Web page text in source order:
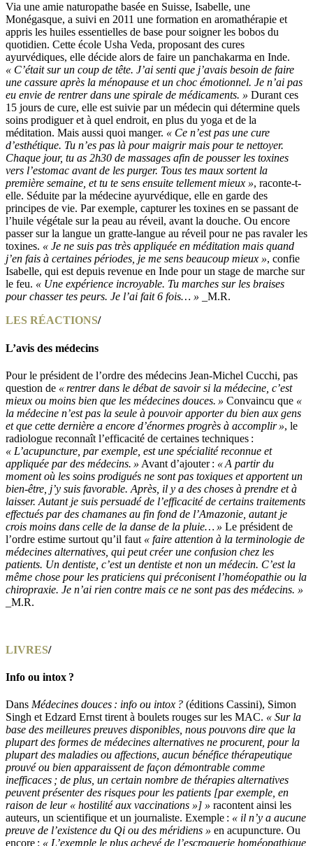
Via une amie naturopathe basée en Suisse, Isabelle, une
Monégasque, a suivi en 2011 une formation en aromathérapie et
appris les huiles essentielles de base pour soigner les bobos du
quotidien. Cette école Usha Veda, proposant des cures
ayurvédiques, elle décide alors de faire un panchakarma en Inde.
« C’était sur un coup de tête. J’ai senti que j’avais besoin de faire
une cassure après la ménopause et un choc émotionnel. Je n’ai pas
eu envie de rentrer dans une spirale de médicaments. » Durant ces
15 jours de cure, elle est suivie par un médecin qui détermine quels
soins prodiguer et à quel endroit, en plus du yoga et de la
méditation. Mais aussi quoi manger. « Ce n’est pas une cure
d’esthétique. Tu n’es pas là pour maigrir mais pour te nettoyer.
Chaque jour, tu as 2h30 de massages afin de pousser les toxines
vers l’estomac avant de les purger. Tous tes maux sortent la
première semaine, et tu te sens ensuite tellement mieux », raconte-t-
elle. Séduite par la médecine ayurvédique, elle en garde des
principes de vie. Par exemple, capturer les toxines en se passant de
l’huile végétale sur la peau au réveil, avant la douche. Ou encore
passer sur la langue un gratte-langue au réveil pour ne pas ravaler les
toxines. « Je ne suis pas très appliquée en méditation mais quand
j’en fais à certaines périodes, je me sens beaucoup mieux », confie
Isabelle, qui est depuis revenue en Inde pour un stage de marche sur
le feu. « Une expérience incroyable. Tu marches sur les braises
pour chasser tes peurs. Je l’ai fait 6 fois… » _M.R.
LES RÉACTIONS/
L’avis des médecins
Pour le président de l’ordre des médecins Jean-Michel Cucchi, pas
question de « rentrer dans le débat de savoir si la médecine, c’est
mieux ou moins bien que les médecines douces. » Convaincu que «
la médecine n’est pas la seule à pouvoir apporter du bien aux gens
et que cette dernière a encore d’énormes progrès à accomplir », le
radiologue reconnaît l’efficacité de certaines techniques :
« L’acupuncture, par exemple, est une spécialité reconnue et
appliquée par des médecins. » Avant d’ajouter : « A partir du
moment où les soins prodigués ne sont pas toxiques et apportent un
bien-être, j’y suis favorable. Après, il y a des choses à prendre et à
laisser. Autant je suis persuadé de l’efficacité de certains traitements
effectués par des chamanes au fin fond de l’Amazonie, autant je
crois moins dans celle de la danse de la pluie… » Le président de
l’ordre estime surtout qu’il faut « faire attention à la terminologie de
médecines alternatives, qui peut créer une confusion chez les
patients. Un dentiste, c’est un dentiste et non un médecin. C’est la
même chose pour les praticiens qui préconisent l’homéopathie ou la
chiropraxie. Je n’ai rien contre mais ce ne sont pas des médecins. »
_M.R.
LIVRES/
Info ou intox ?
Dans Médecines douces : info ou intox ? (éditions Cassini), Simon
Singh et Edzard Ernst tirent à boulets rouges sur les MAC. « Sur la
base des meilleures preuves disponibles, nous pouvons dire que la
plupart des formes de médecines alternatives ne procurent, pour la
plupart des maladies ou affections, aucun bénéfice thérapeutique
prouvé ou bien apparaissent de façon démontrable comme
inefficaces ; de plus, un certain nombre de thérapies alternatives
peuvent présenter des risques pour les patients [par exemple, en
raison de leur « hostilité aux vaccinations »] » racontent ainsi les
auteurs, un scientifique et un journaliste. Exemple : « il n’y a aucune
preuve de l’existence du Qi ou des méridiens » en acupuncture. Ou
encore : « L’exemple le plus achevé de l’escroquerie homéopathique